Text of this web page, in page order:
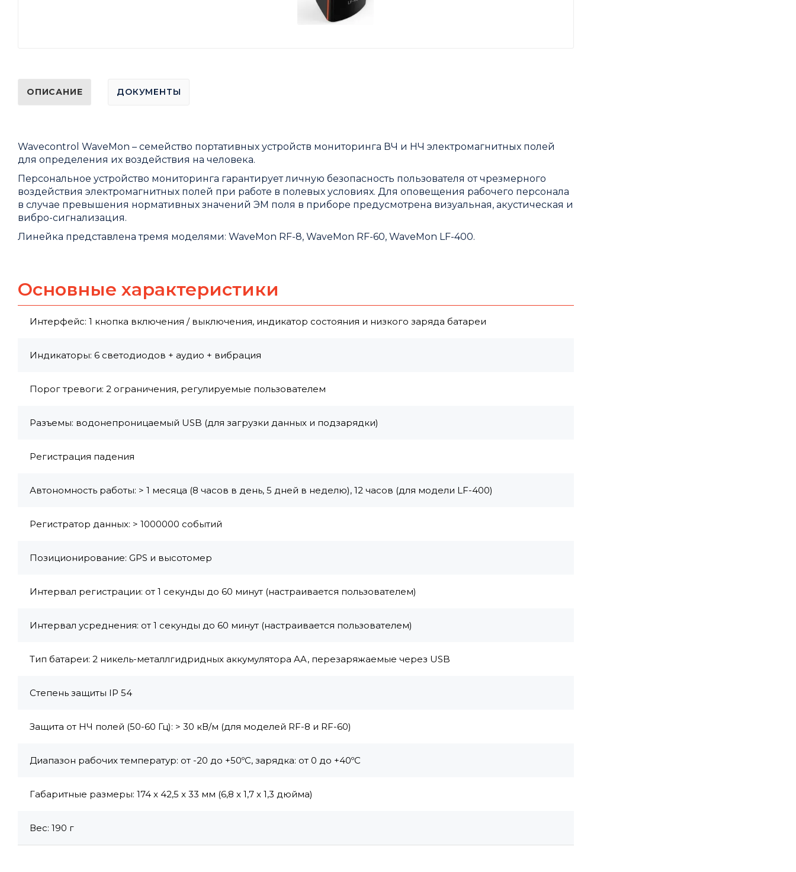
ОПИСАНИЕ ДОКУМЕНТЫ
Wavecontrol WaveMon – семейство портативных устройств мониторинга ВЧ и НЧ электромагнитных полей
для определения их воздействия на человека.
Персональное устройство мониторинга гарантирует личную безопасность пользователя от чрезмерного
воздействия электромагнитных полей при работе в полевых условиях. Для оповещения рабочего персонала
в случае превышения нормативных значений ЭМ поля в приборе предусмотрена визуальная, акустическая и
вибро-сигнализация.
Линейка представлена тремя моделями: WaveMon RF-8, WaveMon RF-60, WaveMon LF-400.
Основные характеристики
Интерфейс: 1 кнопка включения / выключения, индикатор состояния и низкого заряда батареи
Индикаторы: 6 светодиодов + аудио + вибрация
Порог тревоги: 2 ограничения, регулируемые пользователем
Разъемы: водонепроницаемый USB (для загрузки данных и подзарядки)
Регистрация падения
Автономность работы: > 1 месяца (8 часов в день, 5 дней в неделю), 12 часов (для модели LF-400)
Регистратор данных: > 1000000 событий
Позиционирование: GPS и высотомер
Интервал регистрации: от 1 секунды до 60 минут (настраивается пользователем)
Интервал усреднения: от 1 секунды до 60 минут (настраивается пользователем)
Тип батареи: 2 никель-металлгидридных аккумулятора AA, перезаряжаемые через USB
Степень защиты IP 54
Защита от НЧ полей (50-60 Гц): > 30 кВ/м (для моделей RF-8 и RF-60)
Диапазон рабочих температур: от -20 до +50ºC, зарядка: от 0 до +40ºC
Габаритные размеры: 174 x 42,5 x 33 мм (6,8 x 1,7 x 1,3 дюйма)
Вес: 190 г